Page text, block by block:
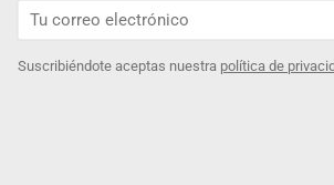
Suscribiéndote aceptas nuestra política de